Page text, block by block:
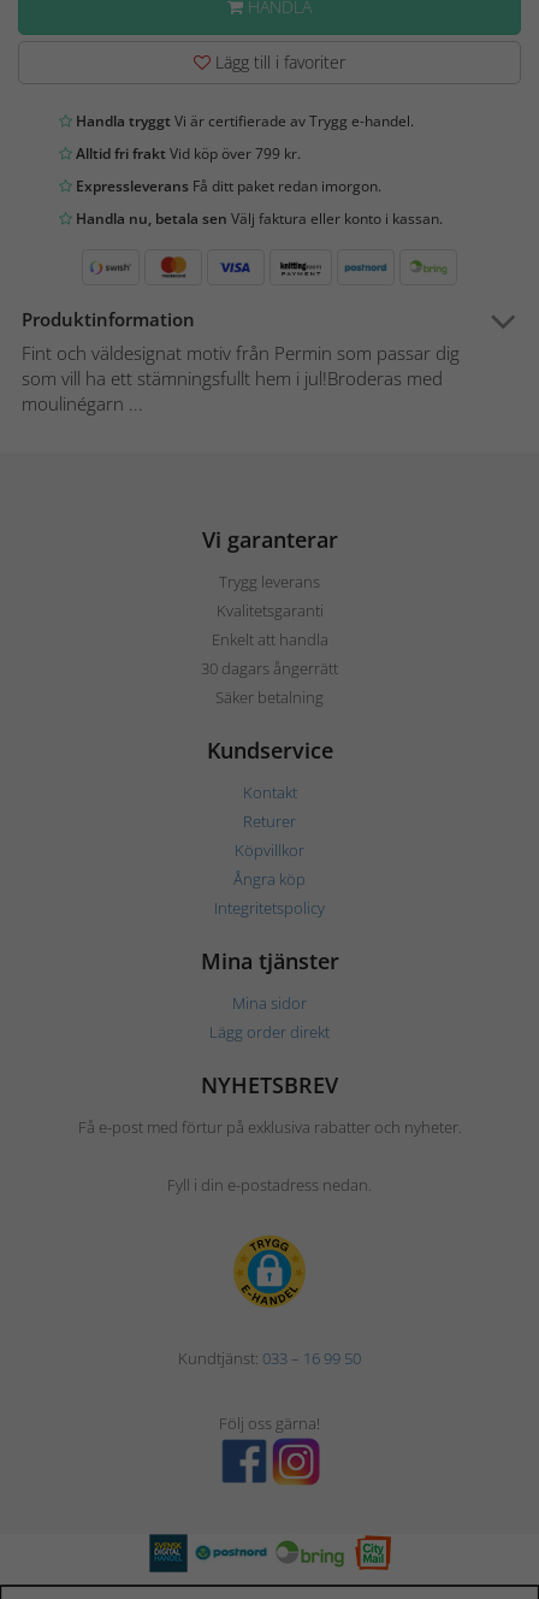
HANDLA
Lägg till i favoriter
Handla tryggtVi är certifierade av Trygg e-handel.
Alltid fri fraktVid köp över 799 kr.
Expressleverans Få ditt paket redan imorgon.
Handla nu, betala sen Välj faktura eller konto i kassan.
Produktinformation
Fint och väldesignat motiv från Permin som passar dig
som vill ha ett stämningsfullt hem i jul!Broderas med
moulinégarn ...
Vi garanterar
Trygg leverans
Kvalitetsgaranti
Enkelt att handla
30 dagars ångerrätt
Säker betalning
Kundservice
Kontakt
Returer
Köpvillkor
Ångra köp
Integritetspolicy
Mina tjänster
Mina sidor
Lägg order direkt
NYHETSBREV
Få e-post med förtur på exklusiva rabatter och nyheter.
Fyll i din e-postadress nedan.
Kundtjänst: 033 – 16 99 50
Följ oss gärna!